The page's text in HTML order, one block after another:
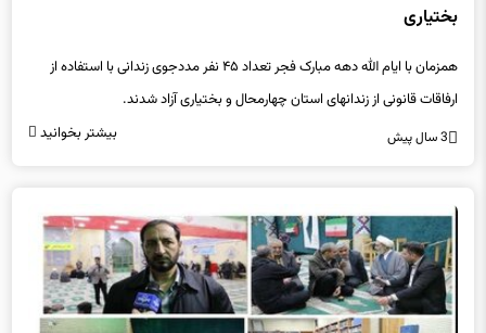
بختیاری
همزمان با ایام الله دهه مبارک فجر تعداد ۴۵ نفر مددجوی زندانی با استفاده از
ارفاقات قانونی از زندانهای استان چهارمحال و بختیاری آزاد شدند.
3 سال پیش بیشتر بخوانید